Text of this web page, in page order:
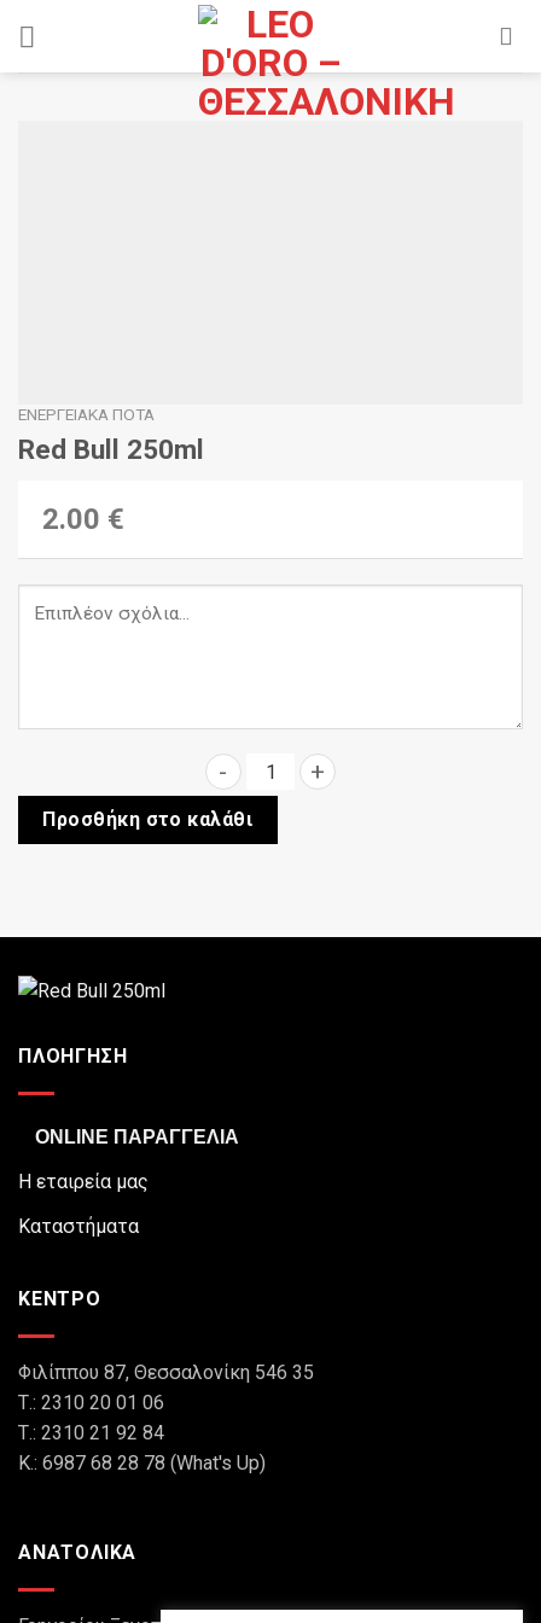
ΕΝΕΡΓΕΙΑΚΆ ΠΟΤΆ
Red Bull 250ml
2.00 €
Red Bull 250ml ποσότητα
Προσθήκη στο καλάθι
ΠΛΟΗΓΗΣΗ
ONLINE ΠΑΡΑΓΓΕΛΙΑ
Η εταιρεία μας
Καταστήματα
ΚΕΝΤΡΟ
Φιλίππου 87, Θεσσαλονίκη 546 35
Τ.: 2310 20 01 06
Τ.: 2310 21 92 84
Κ.: 6987 68 28 78 (What's Up)
ΑΝΑΤΟΛΙΚΑ